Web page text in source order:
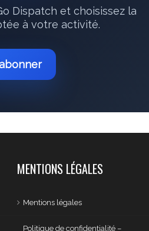
Dispatch et choisissez la
à votre activité.
MENTIONS LÉGALES
Mentions légales
Politique de confidentialité –